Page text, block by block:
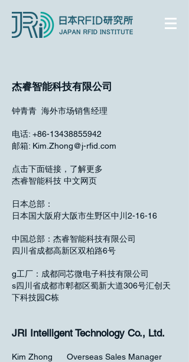
杰睿智能科技有限公司
钟青青 海外市场销售经理
电话: +86-13438855942
邮箱: Kim.Zhong@j-rfid.com
点击下面链接，了解更多
杰睿智能科技 中文网页
日本总部：
日本国大阪府大阪市生野区中川2-16-16
中国总部：杰睿智能科技有限公司
四川省成都高新区双柏路6号
g工厂：成都同芯微电子科技有限公司
s四川省成都市郫都区蜀新大道306号汇创天
下科技园C栋
JRI Intelligent Technology Co., Ltd.
Kim Zhong Overseas Sales Manager